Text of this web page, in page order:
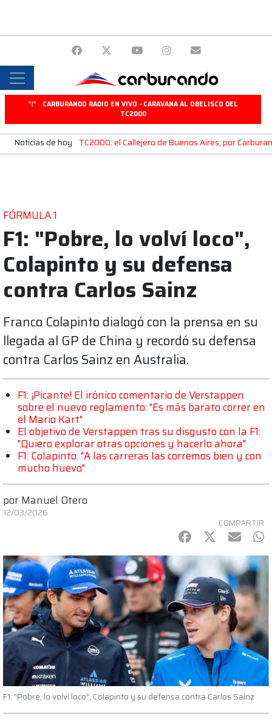
CARBURANDO RADIO EN VIVO - CARAVANA AL OBELISCO DEL
TC2000
Noticias de hoy TC2000: el Callejero de Buenos Aires, por
FÓRMULA 1
F1: "Pobre, lo volví loco",
Colapinto y su defensa
contra Carlos Sainz
Franco Colapinto dialogó con la prensa en su
llegada al GP de China y recordó su defensa
contra Carlos Sainz en Australia.
F1: ¡Picante! El irónico comentario de Verstappen
sobre el nuevo reglamento: "Es más barato correr en
el Mario Kart"
El objetivo de Verstappen tras su disgusto con la F1:
"Quiero explorar otras opciones y hacerlo ahora"
F1: Colapinto: "A las carreras las corremos bien y con
mucho huevo"
por Manuel Otero
12/03/2026
COMPARTIR
Facebook
Twitter
mail
F1: "Pobre, lo volví loco", Colapinto y su defensa contra Carlos Sainz